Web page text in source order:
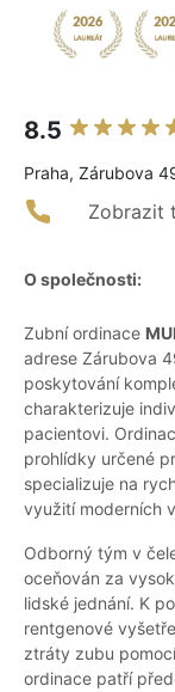
8.5
Praha, Zárubova
Zobrazit
O společnosti:
Zubní ordinace
adrese Zárubova
poskytování
charakterizuje
pacientovi.
prohlídky určené
specializuje na
využití moderních
Odborný tým v
oceňován za
lidské jednání. K
rentgenové
ztráty zubu
ordinace patří